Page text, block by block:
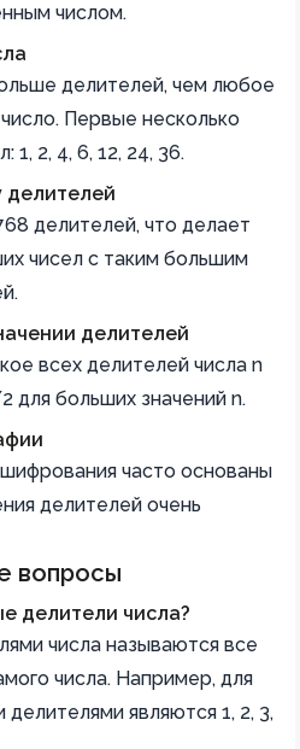
числом.
делителей, чем любое
Первые несколько
1, 2, 4, 6, 12, 24, 36.
делителей
делителей, что делает
чисел с таким большим
делителей
всех делителей числа n
для больших значений n.
часто основаны
делителей очень
вопросы
делители числа?
числа называются все
числа. Например, для
являются 1, 2, 3,